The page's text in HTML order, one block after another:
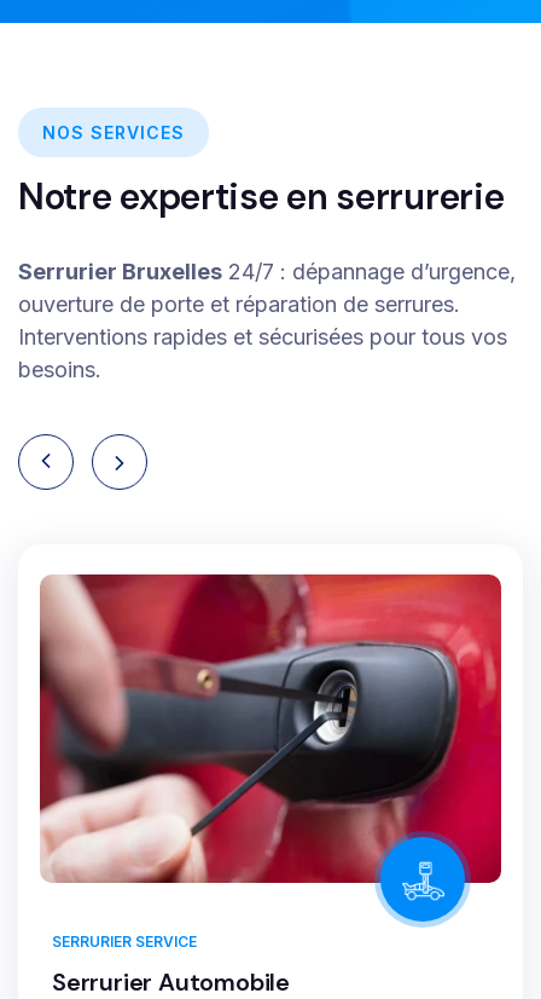
NOS SERVICES
Notre expertise en serrurerie
Serrurier Bruxelles 24/7 : dépannage d’urgence,
ouverture de porte et réparation de serrures.
Interventions rapides et sécurisées pour tous vos
besoins.
SERRURIER SERVICE
Serrurier Automobile